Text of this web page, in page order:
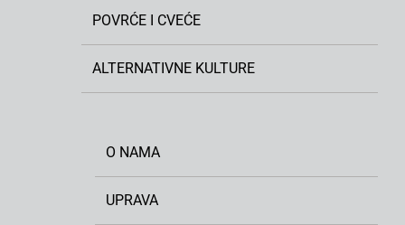
POVRĆE I CVEĆE
ALTERNATIVNE KULTURE
O NAMA
UPRAVA